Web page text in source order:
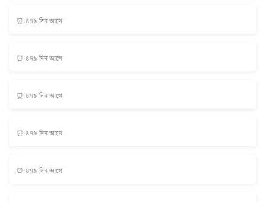
⏰ ৪৭৯ দিন আগে
⏰ ৪৭৯ দিন আগে
⏰ ৪৭৯ দিন আগে
⏰ ৪৭৯ দিন আগে
⏰ ৪৭৯ দিন আগে